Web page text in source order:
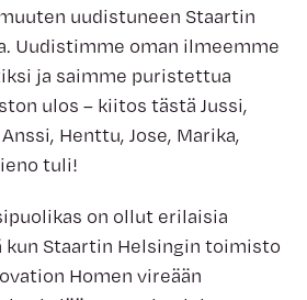
uudistuneen Staartin
Uudistimme oman ilmeemme
ja saimme puristettua
ulos – kiitos tästä Jussi,
Henttu, Jose, Marika,
tuli!
on ollut erilaisia
kun Staartin Helsingin toimisto
Homen vireään